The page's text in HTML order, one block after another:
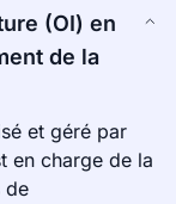
(OI) en
de la
et géré par
en charge de la
de